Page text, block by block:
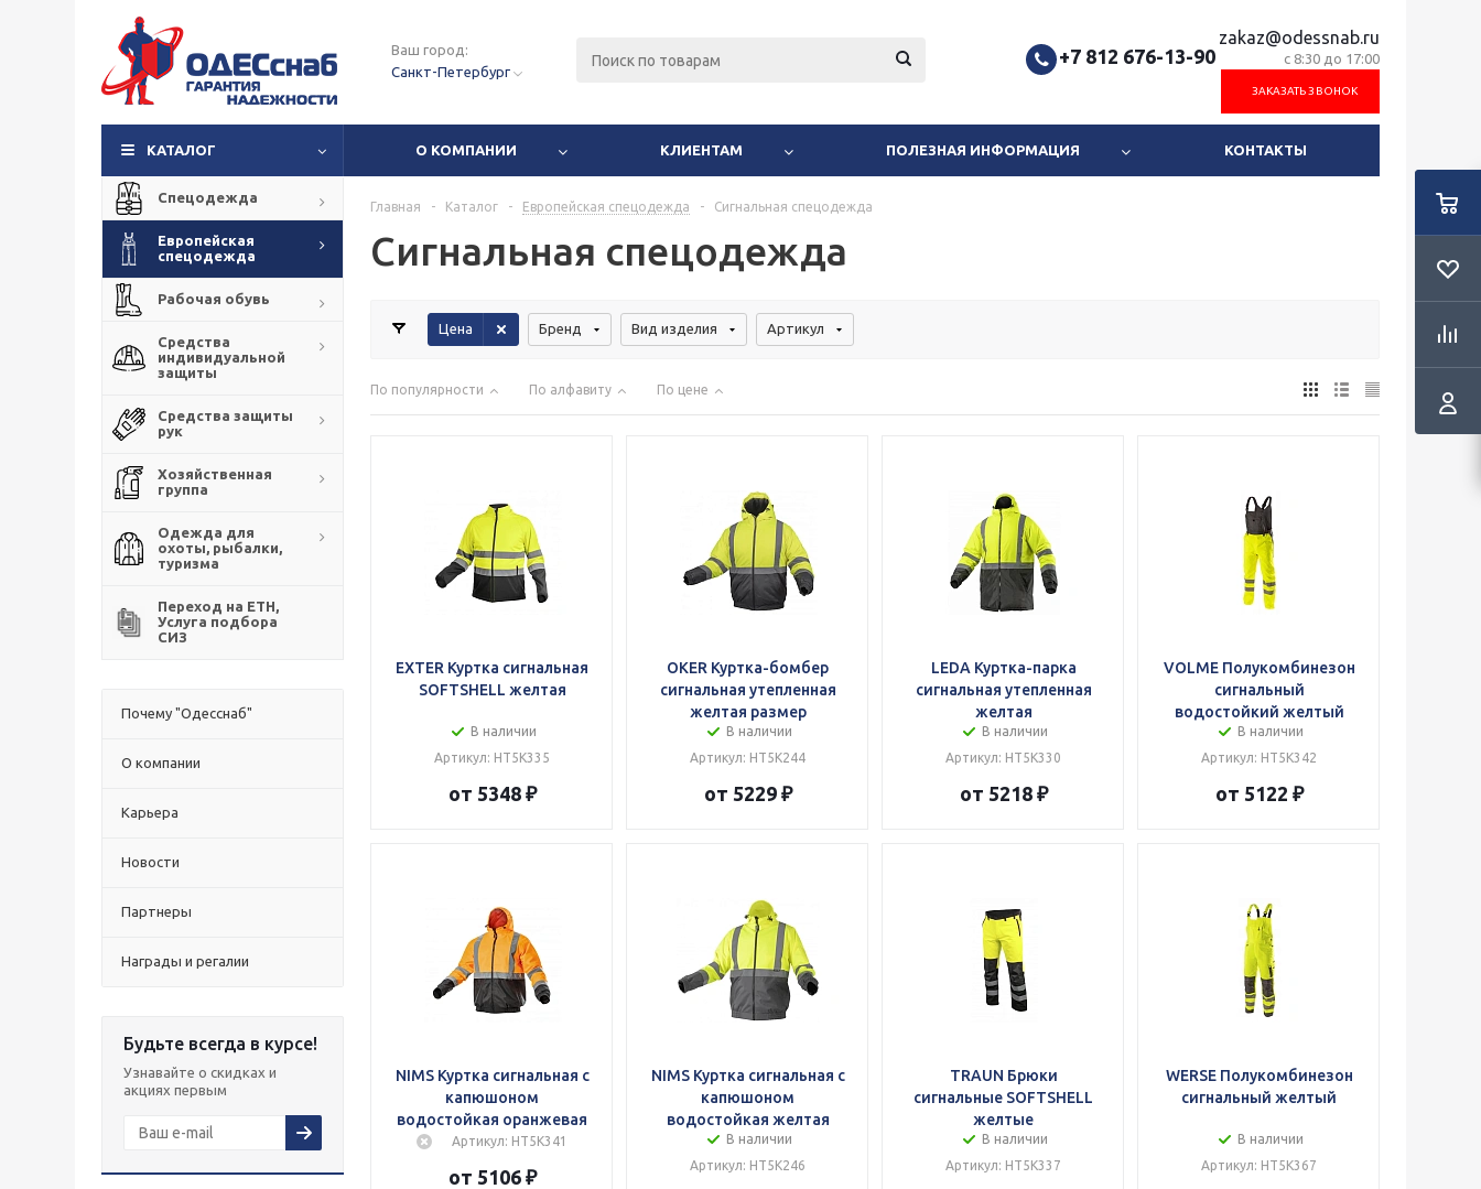
Ваш город:
Санкт-Петербург
+7 812 676-13-90
zakaz@odessnab.ru
с 8:30 до 17:00
ЗАКАЗАТЬ ЗВОНОК
КАТАЛОГ О КОМПАНИИ КЛИЕНТАМ ПОЛЕЗНАЯ ИНФОРМАЦИЯ КОНТАКТЫ
Спецодежда
Европейская
спецодежда
Рабочая обувь
Средства
индивидуальной
защиты
Средства защиты
рук
Хозяйственная
группа
Одежда для
охоты, рыбалки,
туризма
Переход на ЕТН,
Услуга подбора
СИЗ
Почему "Одесснаб"
О компании
Карьера
Новости
Партнеры
Награды и регалии
Будьте всегда в курсе!
Узнавайте о скидках и
акциях первым
Главная - Каталог - Европейская спецодежда - Сигнальная спецодежда
Сигнальная спецодежда
Цена Бренд Вид изделия Артикул
По популярности По алфавиту По цене
EXTER Куртка сигнальная
SOFTSHELL желтая
В наличии
Артикул: HT5K335
от 5348 ₽
OKER Куртка-бомбер
сигнальная утепленная
желтая размер
В наличии
Артикул: HT5K244
от 5229 ₽
LEDA Куртка-парка
сигнальная утепленная
желтая
В наличии
Артикул: HT5K330
от 5218 ₽
VOLME Полукомбинезон
сигнальный
водостойкий желтый
В наличии
Артикул: HT5K342
от 5122 ₽
NIMS Куртка сигнальная с
капюшоном
водостойкая оранжевая
Артикул: HT5K341
от 5106 ₽
NIMS Куртка сигнальная с
капюшоном
водостойкая желтая
В наличии
Артикул: HT5K246
TRAUN Брюки
сигнальные SOFTSHELL
желтые
В наличии
Артикул: HT5K337
WERSE Полукомбинезон
сигнальный желтый
В наличии
Артикул: HT5K367